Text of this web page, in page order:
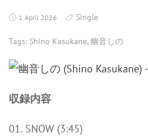
1 April 2026 Single
Tags: Shino Kasukane, 幽音しの
収録内容
01. SNOW (3:45)